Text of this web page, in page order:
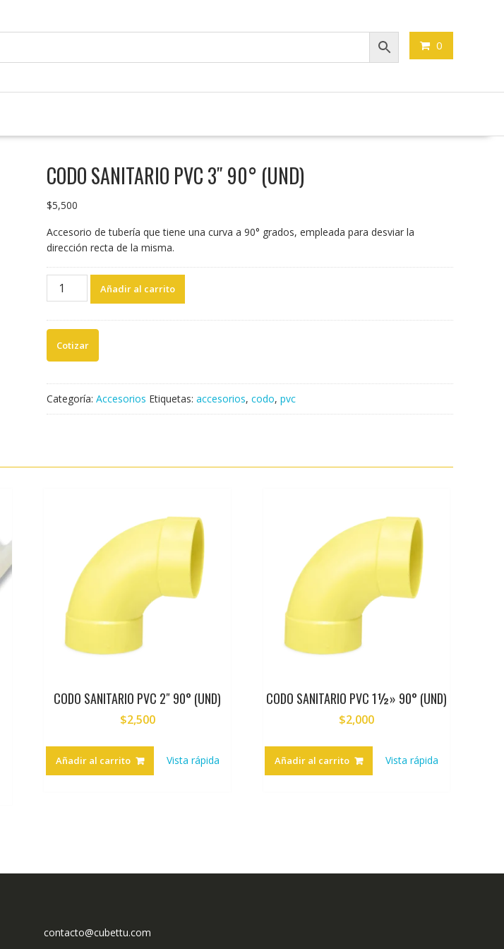
0
CODO SANITARIO PVC 3″ 90° (UND)
$5,500
Accesorio de tubería que tiene una curva a 90° grados, empleada para desviar la
dirección recta de la misma.
CODO
SANITARIO
3"
90°
(UND)
Añadir al carrito
Categoría: Accesorios Etiquetas: accesorios, codo, pvc
CODO SANITARIO PVC 2″ 90° (UND)
$2,500
Añadir al carrito Vista rápida
CODO SANITARIO PVC 1½» 90° (UND)
$2,000
Añadir al carrito Vista rápida
contacto@cubettu.com